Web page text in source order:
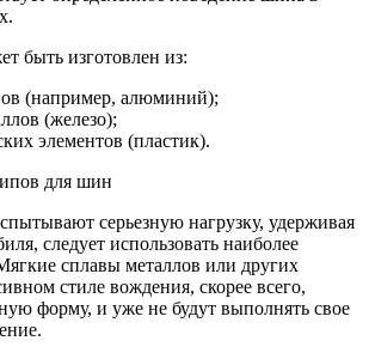
быть изготовлен из:
(например, алюминий);
(железо);
элементов (пластик).
для шин
серьезную нагрузку, удерживая
следует использовать наиболее
сплавы металлов или других
стиле вождения, скорее всего,
форму, и уже не будут выполнять свое